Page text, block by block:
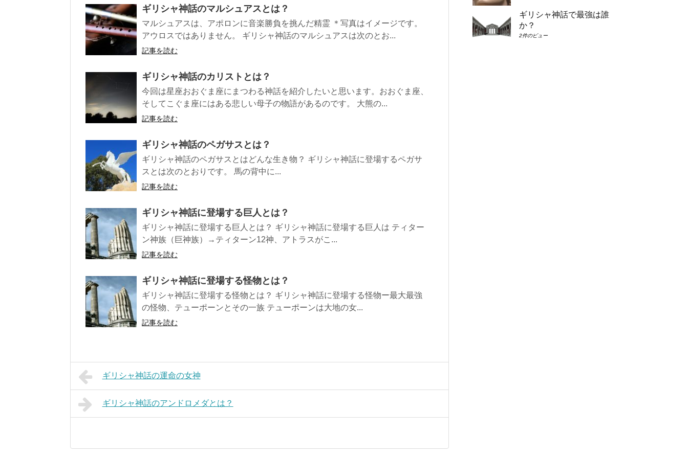
ギリシャ神話のマルシュアスとは？
マルシュアスは、アポロンに音楽勝負を挑んだ精霊 ＊写真はイメージです。
アウロスではありません。 ギリシャ神話のマルシュアスは次のとお...
記事を読む
ギリシャ神話のカリストとは？
今回は星座おおぐま座にまつわる神話を紹介したいと思います。おおぐま座、
そしてこぐま座にはある悲しい母子の物語があるのです。 大熊の...
記事を読む
ギリシャ神話のペガサスとは？
ギリシャ神話のペガサスとはどんな生き物？ ギリシャ神話に登場するペガサ
スとは次のとおりです。 馬の背中に...
記事を読む
ギリシャ神話に登場する巨人とは？
ギリシャ神話に登場する巨人とは？ ギリシャ神話に登場する巨人は ティター
ン神族（巨神族）→ティターン12神、アトラスがこ...
記事を読む
ギリシャ神話に登場する怪物とは？
ギリシャ神話に登場する怪物とは？ ギリシャ神話に登場する怪物ー最大最強
の怪物、テューポーンとその一族 テューポーンは大地の女...
記事を読む
ギリシャ神話の運命の女神
ギリシャ神話のアンドロメダとは？
ギリシャ神話で最強は誰
か？
2件のビュー